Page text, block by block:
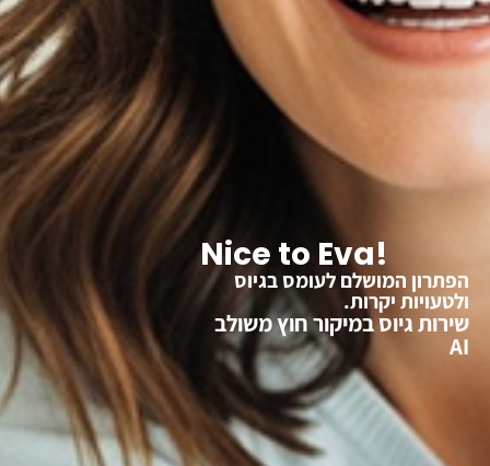
Nice to Eva!
הפתרון המושלם לעומס בגיוס
ולטעויות יקרות.
שירות גיוס במיקור חוץ משולב
AI